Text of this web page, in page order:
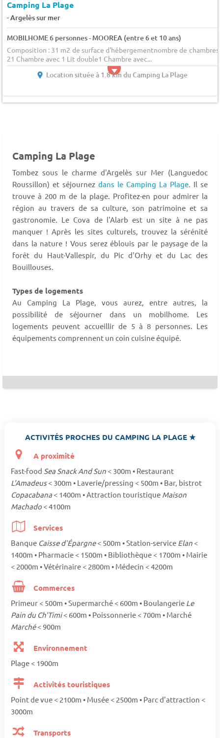
Camping La Plage
-Argelès sur mer
MOBILHOME 6 personnes - MOOREA (entre 6 et 10 ans)
Composition : 31 m2 de surface d'hébergementnombre de chambres
21 Chambre avec 1 Lit double1 Chambre avec...
Location située à 1.8 km du Camping La Plage
Camping La Plage
Tombez sous le charme d'Argelès sur Mer (Languedoc
Roussillon) et séjournez dans le Camping La Plage. Il se
trouve à 200 m de la plage. Profitez-en pour admirer la
région au travers de sa culture, son patrimoine et sa
gastronomie. Le Cova de l'Alarb est un site à ne pas
manquer ! Après les sites culturels, trouvez la sérénité
dans la nature ! Vous serez éblouis par le paysage de la
forêt du Haut-Vallespir, du Pic d'Orhy et du Lac des
Bouillouses.
Types de logements
Au Camping La Plage, vous aurez, entre autres, la
possibilité de séjourner dans un mobilhome. Les
logements peuvent accueillir de 5 à 8 personnes. Les
équipements comprennent un coin cuisine équipé.
ACTIVITÉS PROCHES DU CAMPING LA PLAGE ★
A proximité
Fast-food Sea Snack And Sun < 300m • Restaurant
L'Amadeus< 300m • Laverie/pressing < 500m • Bar, bistrot
Copacabana < 1400m • Attraction touristique Maison
Machado< 4100m
Services
Banque Caisse d'Épargne< 500m • Station-service Elan <
1400m • Pharmacie < 1500m • Bibliothèque < 1700m • Mairie
< 2000m • Vétérinaire < 2800m • Médecin < 4200m
Commerces
Primeur < 500m • Supermarché < 600m • Boulangerie Le
Pain du Ch'Timi< 600m • Poissonnerie < 700m • Marché
Marché< 900m
Environnement
Plage < 1900m
Activités touristiques
Point de vue < 2100m • Musée < 2500m • Parc d'attraction <
3000m
Transports